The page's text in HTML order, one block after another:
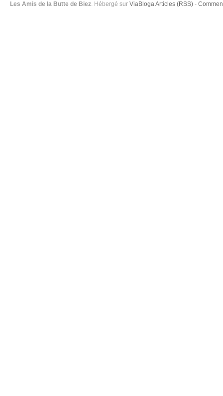
Les Amis de la Butte de Biez . Hébergé sur ViaBloga Articles (RSS) -